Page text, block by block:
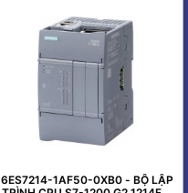
6ES7214-1AF50-0XB0 - BỘ LẬP